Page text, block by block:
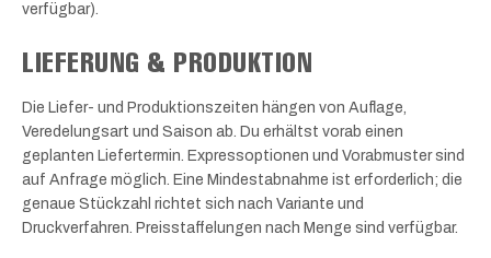
verfügbar).
LIEFERUNG & PRODUKTION
Die Liefer- und Produktionszeiten hängen von Auflage,
Veredelungsart und Saison ab. Du erhältst vorab einen
geplanten Liefertermin. Expressoptionen und Vorabmuster sind
auf Anfrage möglich. Eine Mindestabnahme ist erforderlich; die
genaue Stückzahl richtet sich nach Variante und
Druckverfahren. Preisstaffelungen nach Menge sind verfügbar.